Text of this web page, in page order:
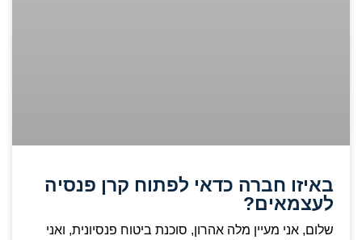
באיזו חברה כדאי לפתוח קרן פנסיה
לעצמאים?
שלום, אני מעיין מלה אהרון, סוכנת ביטוח פנסיונית, ואני